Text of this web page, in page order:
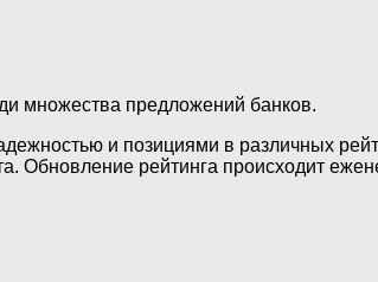
множества предложений банков.
и позициями в различных
Обновление рейтинга происходит